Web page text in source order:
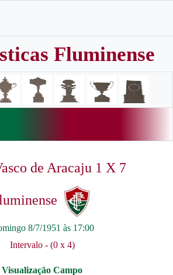
Fluminense
de Aracaju 1 X 7
8/7/1951 às 17:00
Intervalo - (0 x 4)